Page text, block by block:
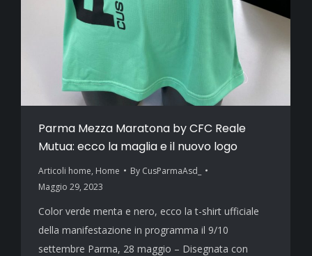
Parma Mezza Maratona by CFC Reale
Mutua: ecco la maglia e il nuovo logo
Articoli home, Home By CusParmaAsd_
Maggio 29, 2023
Color verde menta e nero, ecco la t-shirt ufficiale
della manifestazione in programma il 9/10
settembre Parma, 28 maggio – Disegnata con